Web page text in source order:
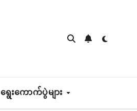
ရွေးကောက်ပွဲများ